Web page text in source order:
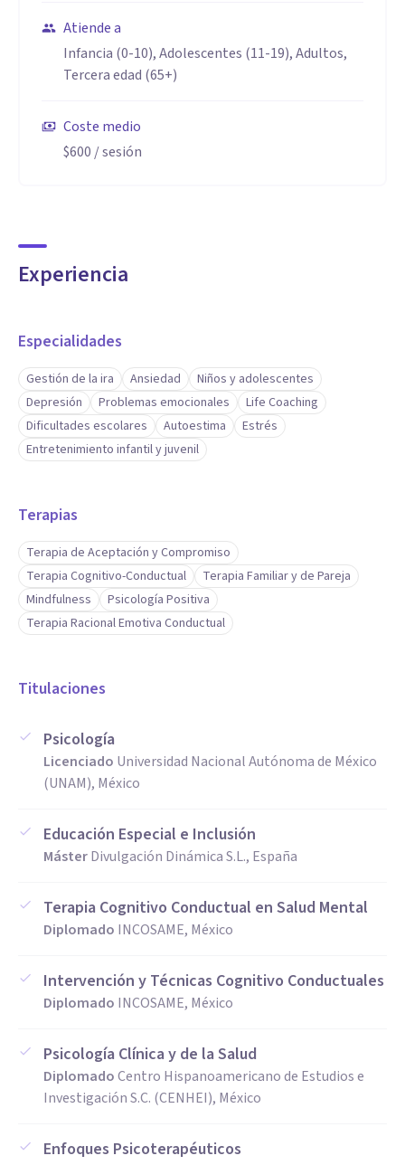
Atiende a
Infancia (0-10), Adolescentes (11-19), Adultos,
Tercera edad (65+)
Coste medio
$600 / sesión
Experiencia
Especialidades
Gestión de la ira Ansiedad
Niños y adolescentes
Depresión
Problemas emocionales
Life Coaching
Dificultades escolares
Autoestima
Estrés
Entretenimiento infantil y juvenil
Terapias
Terapia de Aceptación y Compromiso
Terapia Cognitivo-Conductual
Terapia Familiar y de Pareja
Mindfulness
Psicología Positiva
Terapia Racional Emotiva Conductual
Titulaciones
Psicología
Licenciado Universidad Nacional Autónoma de México
(UNAM), México
Educación Especial e Inclusión
MásterDivulgación Dinámica S.L., España
Terapia Cognitivo Conductual en Salud Mental
Diplomado INCOSAME, México
Intervención y Técnicas Cognitivo Conductuales
Diplomado INCOSAME, México
Psicología Clínica y de la Salud
DiplomadoCentro Hispanoamericano de Estudios e
Investigación S.C. (CENHEI), México
Enfoques Psicoterapéuticos